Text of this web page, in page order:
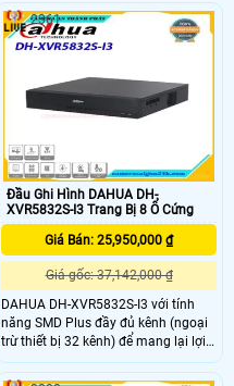
nhiều loại Các chức năng AI, chẳng
hạn như nhận dạng khuôn mặt và
chu vi có độ chính xác cao sự bảo
các sự kiện và tạo video tương tác
nhiều hơn.
Đầu Ghi Hình DAHUA DH-
XVR5832S-I3 Trang Bị 8 Ổ Cứng
Giá Bán: 25,950,000 ₫
Giá gốc: 37,142,000 ₫
DAHUA DH-XVR5832S-I3 với tính
năng SMD Plus đầy đủ kênh (ngoại
trừ thiết bị 32 kênh) để mang lại lợi
ích cho khách hàng từ việc nâng
cấp AI,Hỗ trợ tối đa 2 kênh bảo vệ
2361